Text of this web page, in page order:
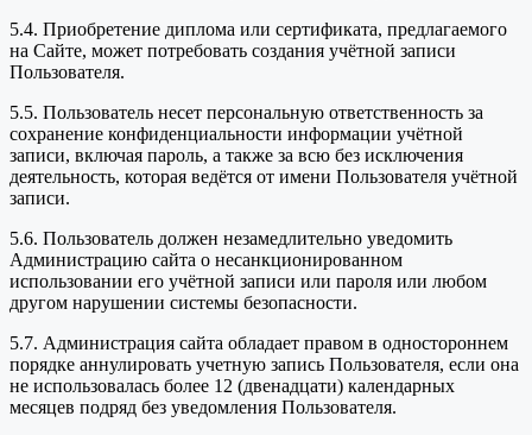
5.4. Приобретение диплома или сертификата, предлагаемого
на Сайте, может потребовать создания учётной записи
Пользователя.
5.5. Пользователь несет персональную ответственность за
сохранение конфиденциальности информации учётной
записи, включая пароль, а также за всю без исключения
деятельность, которая ведётся от имени Пользователя учётной
записи.
5.6. Пользователь должен незамедлительно уведомить
Администрацию сайта о несанкционированном
использовании его учётной записи или пароля или любом
другом нарушении системы безопасности.
5.7. Администрация сайта обладает правом в одностороннем
порядке аннулировать учетную запись Пользователя, если она
не использовалась более 12 (двенадцати) календарных
месяцев подряд без уведомления Пользователя.